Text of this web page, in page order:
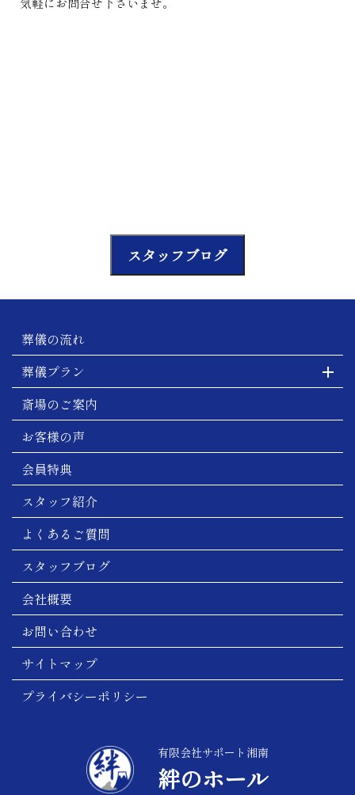
スタッフブログ
葬儀の流れ
葬儀プラン
斎場のご案内
お客様の声
会員特典
スタッフ紹介
よくあるご質問
スタッフブログ
会社概要
お問い合わせ
サイトマップ
プライバシーポリシー
有限会社サポート湘南
絆のホール